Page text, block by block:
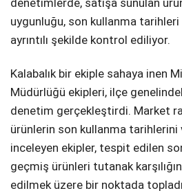
denetimlerde, satışa sunulan
uygunluğu, son kullanma tarihleri
ayrıntılı şekilde kontrol ediliyor.
Kalabalık bir ekiple sahaya inen
Müdürlüğü ekipleri, ilçe
denetim gerçekleştirdi. Market
ürünlerin son kullanma tarihlerini
inceleyen ekipler, tespit edilen
geçmiş ürünleri tutanak
edilmek üzere bir noktada